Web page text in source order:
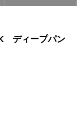
ディープパン